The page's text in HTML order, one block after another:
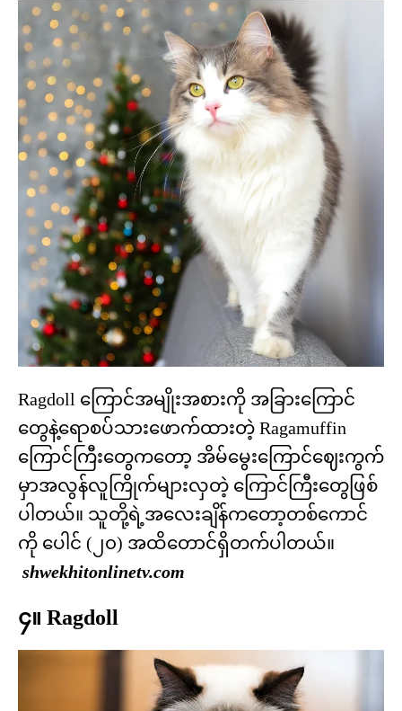
Ragdoll ကြောင်အမျိုးအစားကို အခြားကြောင်
တွေနဲ့ရောစပ်သားဖောက်ထားတဲ့ Ragamuffin
ကြောင်ကြီးတွေကတော့ အိမ်မွေးကြောင်ဈေးကွက်
မှာအလွန်လူကြိုက်များလှတဲ့ ကြောင်ကြီးတွေဖြစ်
ပါတယ်။ သူတို့ရဲ့အလေးချိန်ကတော့တစ်ကောင်
ကို ပေါင် (၂၀) အထိတောင်ရှိတက်ပါတယ်။
shwekhitonlinetv.com
၄။ Ragdoll